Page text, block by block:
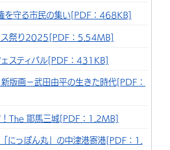
を守る市民の集い[PDF：468KB]
ス祭り2025[PDF：5.54MB]
スティバル[PDF：431KB]
版画－武田由平の生きた時代[PDF：
！The 耶馬三城[PDF：1.2MB]
にっぽん丸」の中津港寄港[PDF：1.